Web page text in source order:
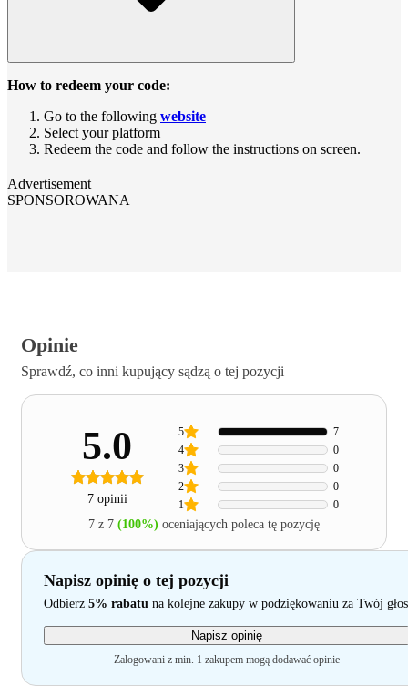
How to redeem your code:
Go to the following website
Select your platform
Redeem the code and follow the instructions on screen.
Advertisement
SPONSOROWANA
Opinie
Sprawdź, co inni kupujący sądzą o tej pozycji
5.0
7 opinii 1 0
2 0
3 0
4 0
5 7
7 z 7 (100%) oceniających poleca tę pozycję
Napisz opinię o tej pozycji
Odbierz 5% rabatu na kolejne zakupy w podziękowaniu za Twój głos
Napisz opinię
Zalogowani z min. 1 zakupem mogą dodawać opinie